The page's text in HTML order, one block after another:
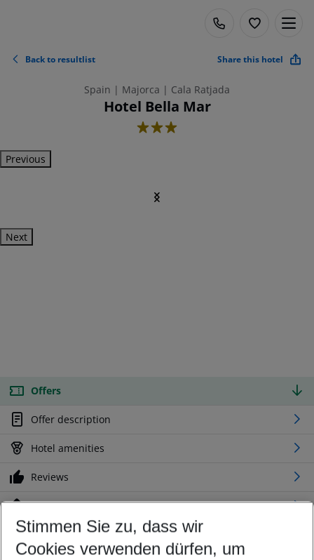
Back to resultlist Share this hotel
Spain | Majorca | Cala Ratjada
Hotel Bella Mar
3
Previous
Next
Offers
Offer description
Hotel amenities
Reviews
Location
Customize your offer
Stimmen Sie zu, dass wir
Cookies verwenden dürfen, um